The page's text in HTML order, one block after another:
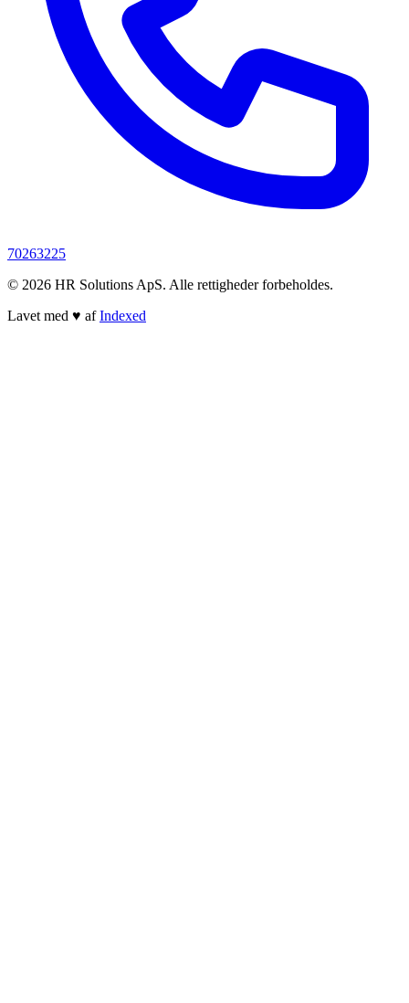
70263225
© 2026 HR Solutions ApS. Alle rettigheder forbeholdes.
Lavet med ♥ afIndexed